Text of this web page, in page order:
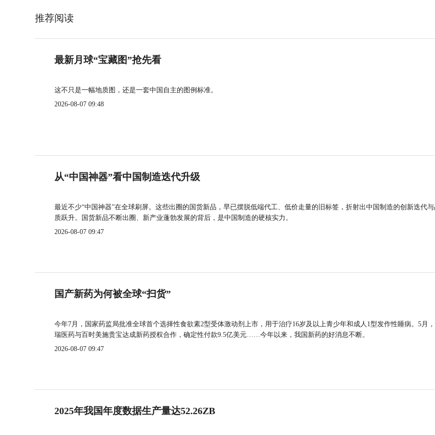
推荐阅读
最新月球“宝藏图”抢先看
这不只是一幅地质图，还是一套中国自主的图例标准。
2026-08-07 09:48
从“中国神器”看中国制造迭代升级
最近不少“中国神器”在全球刷屏。这些出圈的国货新品，早已摆脱低端代工、低价走量的旧标签，折射出中国制造的创新迭代
质跃升。国货新品不断出圈、新产业蓬勃发展的背后，是中国制造的硬核实力。
2026-08-07 09:47
国产新药为何被全球“扫货”
今年7月，国家药监局批准全球首个选择性食欲素2型受体激动剂上市，用于治疗16岁及以上青少年和成人1型发作性睡病。5月
瑞医药与百时美施贵宝达成新药授权合作，确定性付款9.5亿美元……今年以来，我国新药的好消息不断。
2026-08-07 09:47
2025年我国年度数据生产量达52.26ZB